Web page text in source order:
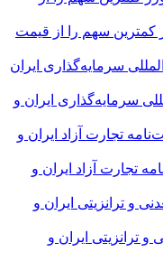
کمترین سهم را از قیمت
سرمایه‌گذاری ایران و
تجارت آزاد ایران و
ترانزیتی ایران و